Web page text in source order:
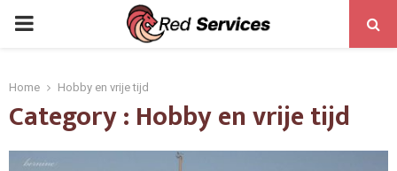
PRIMARY
Home Hobby en vrije tijd
Category : Hobby en vrije tijd